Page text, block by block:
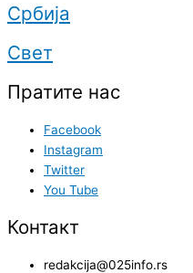
Србија
Свет
Пратите нас
Facebook
Instagram
Twitter
You Tube
Контакт
redakcija@025info.rs